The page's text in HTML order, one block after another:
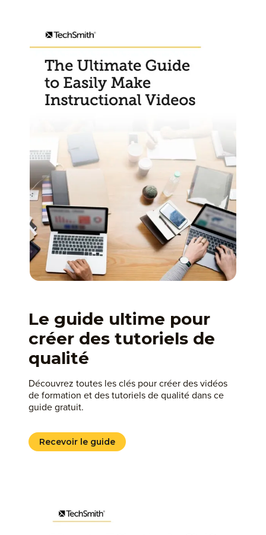
Le guide ultime pour
créer des tutoriels de
qualité
Découvrez toutes les clés pour créer des vidéos
de formation et des tutoriels de qualité dans ce
guide gratuit.
Recevoir le guide